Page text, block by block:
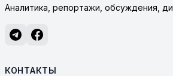
Аналитика, репортажи, обсуждения,
КОНТАКТЫ